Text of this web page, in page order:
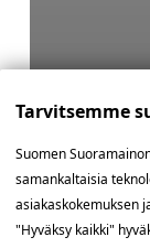
Tarvitsemme
Suomen
samankaltaisia
asiakaskokemuksen
"Hyväksy kaikki"